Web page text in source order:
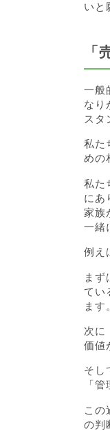
いと
「
一般
なり
スタ
私た
めの
私た
にあ
家族
一緒
例え
ま
てい
ます
次に
価値
そし
「
この
の判